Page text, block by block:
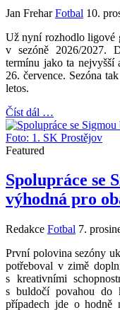
Jan Frehar Fotbal 10.
Už nyní rozhodlo ligové
v sezóně 2026/2027.
termínu jako ta nejvyšší
26. července. Sezóna
letos.
Číst dál …
Foto: 1. SK Prostějov
Featured
Spolupráce se
výhodná pro
Redakce Fotbal 7.
První polovina sezóny
potřeboval v zimě
s kreativními
s buldočí povahou do
případech jde o hodně